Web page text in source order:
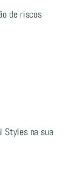
de riscos
Styles na sua